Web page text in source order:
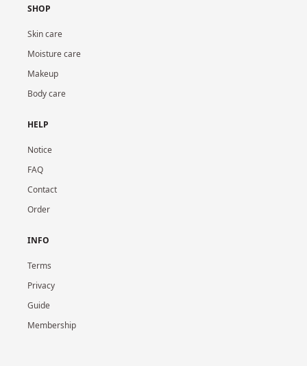
SHOP
Skin care
Moisture care
Makeup
Body care
HELP
Notice
FAQ
Contact
Order
INFO
Terms
Privacy
Guide
Membership